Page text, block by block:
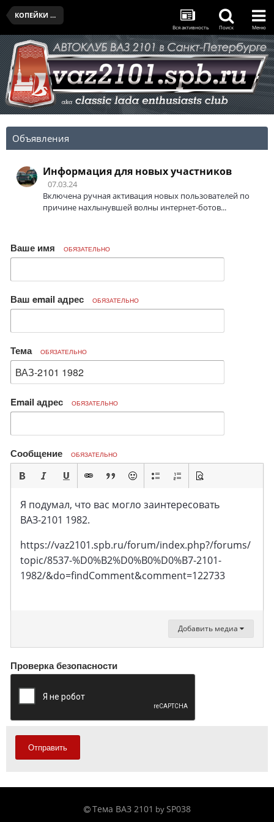
КОПЕЙКИ КЛУБА
Вся активность Поиск Меню
Объявления
Информация для новых участников
07.03.24
Включена ручная активация новых пользователей по
причине нахлынувшей волны интернет-ботов...
Ваше имя ОБЯЗАТЕЛЬНО
Ваш email адрес ОБЯЗАТЕЛЬНО
Тема ОБЯЗАТЕЛЬНО
Email адрес ОБЯЗАТЕЛЬНО
Сообщение ОБЯЗАТЕЛЬНО
Я подумал, что вас могло заинтересовать
ВАЗ-2101 1982.
https://vaz2101.spb.ru/forum/index.php?/forums/
topic/8537-%D0%B2%D0%B0%D0%B7-2101-
1982/&do=findComment&comment=122733
Добавить медиа
Проверка безопасности
Отправить
Тема ВАЗ 2101 by SP038